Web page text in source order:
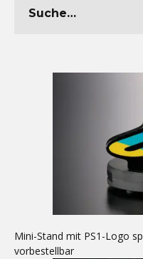
Mini-Stand mit PS1-Logo
vorbestellbar